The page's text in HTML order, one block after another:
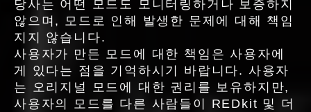
당사는 어떤 모드도 모니터링하거나 보증하지
않으며, 모드로 인해 발생한 문제에 대해 책임
지지 않습니다.
사용자가 만든 모드에 대한 책임은 사용자에
게 있다는 점을 기억하시기 바랍니다. 사용자
는 오리지널 모드에 대한 권리를 보유하지만,
사용자의 모드를 다른 사람들이 REDkit 및 더